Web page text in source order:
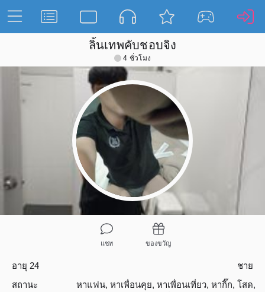
ลิ้นเทพคับชอบจิง
4 ชั่วโมง
แชท ของขวัญ
อายุ 24
ชาย
สถานะ
หาแฟน, หาเพื่อนคุย, หาเพื่อนเที่ยว, หากิ๊ก, โสด,